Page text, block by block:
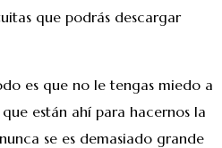
que podrás descargar
es que no le tengas miedo a
están ahí para hacernos la
se es demasiado grande